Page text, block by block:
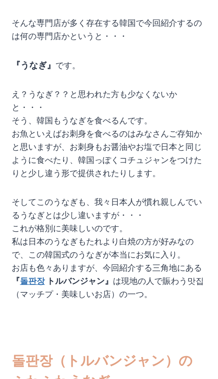
そんな専門店が多く存在する韓国で今回紹介するの
は何の専門店かというと・・・
『うなぎ』 です。
え？うなぎ？？と思われた方も少なくないか
と・・・
そう、韓国もうなぎを食べるんです。
お魚といえばお刺身を食べるのはみなさんご存知か
と思いますが、お刺身もお醤油やお塩で日本と同じ
ように食べたり、韓国っぽくコチュジャンをつけた
りと少し違う形で提供されたりします。
そしてこのうなぎも、我々日本人が慣れ親しんでい
るうなぎとは少し違いますが・・・
これが格別に美味しいのです。
私は日本のうなぎもたれより白焼の方が好みなの
で、この韓国式のうなぎが本当にお気に入り。
お店も色々ありますが、今回紹介する三角地にある
『돌판장トルバンジャン』 は現地の人で賑わう맛집
（マッチプ・美味しいお店）の一つ。
돌판장（トルバンジャン）の